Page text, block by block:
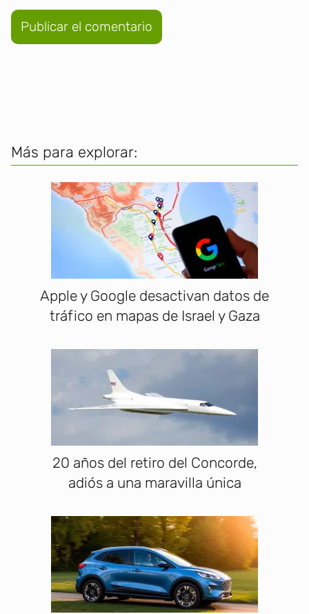
Más para explorar:
Apple y Google desactivan datos de
tráfico en mapas de Israel y Gaza
20 años del retiro del Concorde,
adiós a una maravilla única